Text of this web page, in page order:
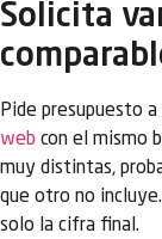
Solicita
Pide presupuesto
web con el mismo
muy distintas,
que otro no
solo la cifra final.